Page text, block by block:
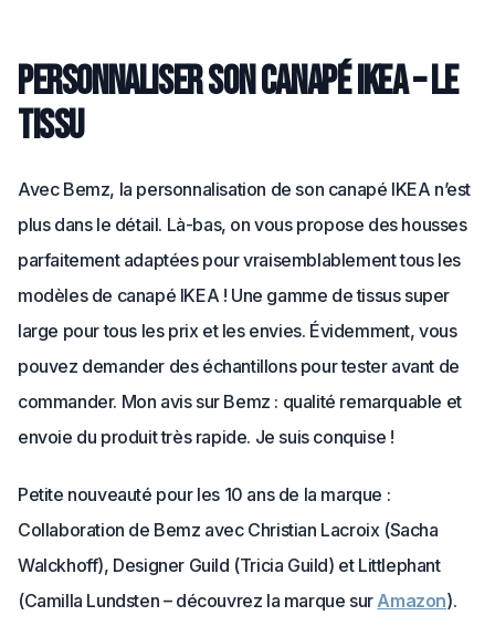
Personnaliser son canapé IKEA – Le
tissu
Avec Bemz, la personnalisation de son canapé IKEA n’est
plus dans le détail. Là-bas, on vous propose des housses
parfaitement adaptées pour vraisemblablement tous les
modèles de canapé IKEA ! Une gamme de tissus super
large pour tous les prix et les envies. Évidemment, vous
pouvez demander des échantillons pour tester avant de
commander. Mon avis sur Bemz : qualité remarquable et
envoie du produit très rapide. Je suis conquise !
Petite nouveauté pour les 10 ans de la marque :
Collaboration de Bemz avec Christian Lacroix (Sacha
Walckhoff), Designer Guild (Tricia Guild) et Littlephant
(Camilla Lundsten – découvrez la marque surAmazon).